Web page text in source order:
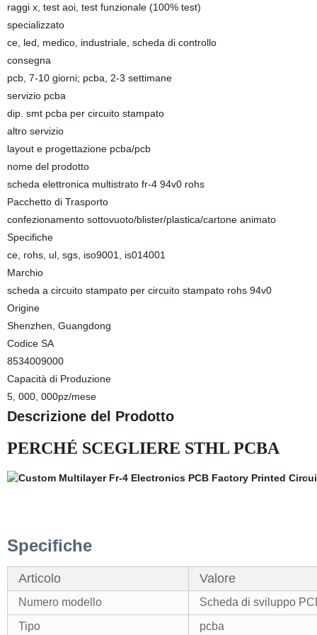
raggi x, test aoi, test funzionale (100% test)
specializzato
ce, led, medico, industriale, scheda di controllo
consegna
pcb, 7-10 giorni; pcba, 2-3 settimane
servizio pcba
dip. smt pcba per circuito stampato
altro servizio
layout e progettazione pcba/pcb
nome del prodotto
scheda elettronica multistrato fr-4 94v0 rohs
Pacchetto di Trasporto
confezionamento sottovuoto/blister/plastica/cartone animato
Specifiche
ce, rohs, ul, sgs, iso9001, is014001
Marchio
scheda a circuito stampato per circuito stampato rohs 94v0
Origine
Shenzhen, Guangdong
Codice SA
8534009000
Capacità di Produzione
5, 000, 000pz/mese
Descrizione del Prodotto
PERCHÉ SCEGLIERE STHL PCBA
Specifiche
Articolo Valore
Numero modello
Scheda di sviluppo
Tipo
pcba